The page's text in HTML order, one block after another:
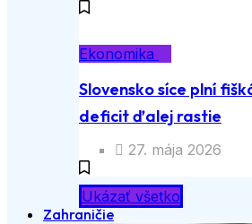
Ekonomika
Slovensko síce plní
deficit ďalej rastie
27. mája 2026
Ukázať všetko
Zahraničie